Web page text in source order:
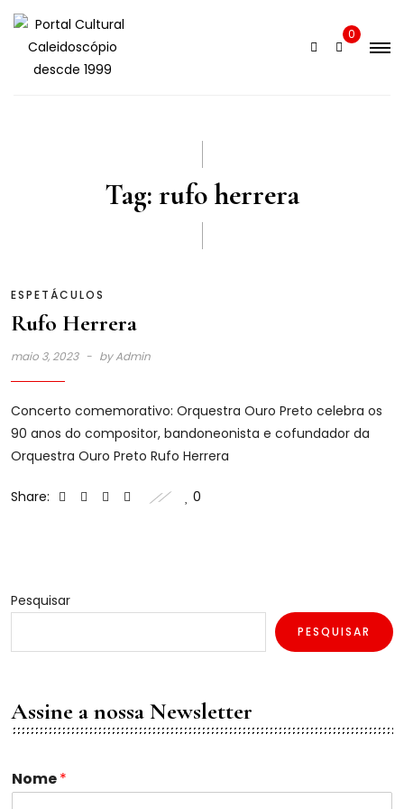
Skip
content
0
Tag: rufo herrera
ESPETÁCULOS
Rufo Herrera
maio 3, 2023 byAdmin
Concerto comemorativo: Orquestra Ouro Preto celebra os
90 anos do compositor, bandoneonista e cofundador da
Orquestra Ouro Preto Rufo Herrera
Share: 0
Pesquisar
PESQUISAR
Assine a nossa Newsletter
*
*
Nome*